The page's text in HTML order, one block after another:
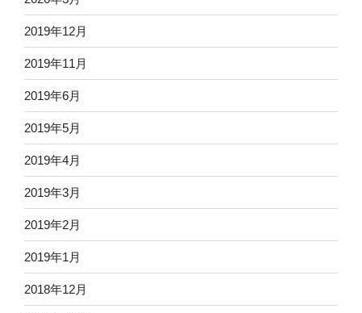
2019年12月
2019年11月
2019年6月
2019年5月
2019年4月
2019年3月
2019年2月
2019年1月
2018年12月